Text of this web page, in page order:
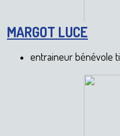
MARGOT LUCE
entraineur bénévole